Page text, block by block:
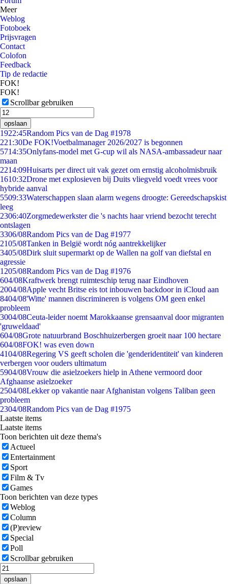
Meer
Weblog
Fotoboek
Prijsvragen
Contact
Colofon
Feedback
Tip de redactie
FOK!
FOK!
Scrollbar gebruiken
opslaan
1922:45Random Pics van de Dag #1978
221:30De FOK!Voetbalmanager 2026/2027 is begonnen
5714:35Onlyfans-model met G-cup wil als NASA-ambassadeur naar
maan
2214:09Huisarts per direct uit vak gezet om ernstig alcoholmisbruik
1610:32Drone met explosieven bij Duits vliegveld voedt vrees voor
hybride aanval
5509:33Waterschappen slaan alarm wegens droogte: Gereedschapskist
leeg
2306:40Zorgmedewerkster die 's nachts haar vriend bezocht terecht
ontslagen
3306/08Random Pics van de Dag #1977
2105/08Tanken in België wordt nóg aantrekkelijker
3405/08Dirk sluit supermarkt op de Wallen na golf van diefstal en
agressie
1205/08Random Pics van de Dag #1976
604/08Kraftwerk brengt ruimteschip terug naar Eindhoven
2004/08Apple vecht Britse eis tot inbouwen backdoor in iCloud aan
8404/08'Witte' mannen discrimineren is volgens OM geen enkel
probleem
3004/08Ceuta-leider noemt Marokkaanse grensaanval door migranten
'gruweldaad'
604/08Grote natuurbrand Boschhuizerbergen groeit naar 100 hectare
604/08FOK! was even down
4104/08Regering VS geeft scholen die 'genderidentiteit' van kinderen
verbergen voor ouders ultimatum
5904/08Vrouw die asielzoekers hielp in Athene vermoord door
Afghaanse asielzoeker
2504/08Lekker op vakantie naar Afghanistan volgens Taliban geen
probleem
2304/08Random Pics van de Dag #1975
Laatste items
Laatste items
Toon berichten uit deze thema's
Actueel
Entertainment
Sport
Film & Tv
Games
Toon berichten van deze types
Weblog
Column
(P)review
Special
Poll
Scrollbar gebruiken
opslaan